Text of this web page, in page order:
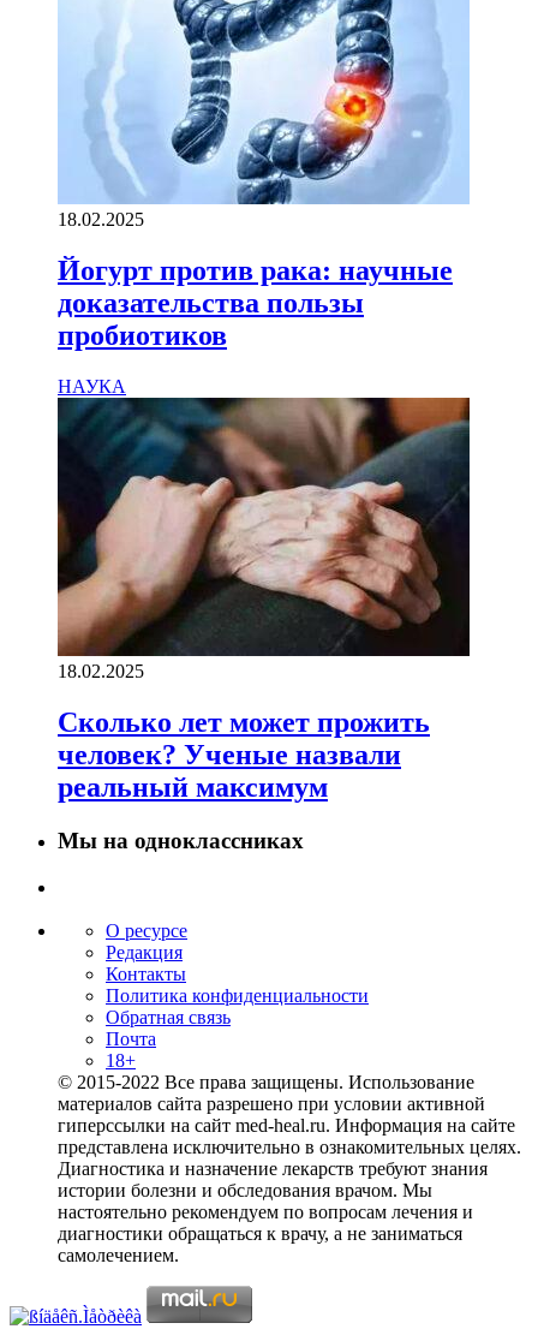
18.02.2025
Йогурт против рака: научные
доказательства пользы
пробиотиков
НАУКА
18.02.2025
Сколько лет может прожить
человек? Ученые назвали
реальный максимум
Мы на одноклассниках
О ресурсе
Редакция
Контакты
Политика конфиденциальности
Обратная связь
Почта
18+
© 2015-2022 Все права защищены. Использование
материалов сайта разрешено при условии активной
гиперссылки на сайт med-heal.ru. Информация на сайте
представлена исключительно в ознакомительных целях.
Диагностика и назначение лекарств требуют знания
истории болезни и обследования врачом. Мы
настоятельно рекомендуем по вопросам лечения и
диагностики обращаться к врачу, а не заниматься
самолечением.